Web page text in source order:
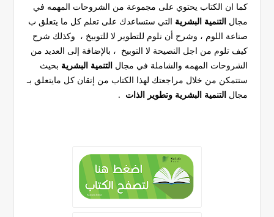
كما ان الكتاب يحتوي على مجموعة من الشروحات المهمه في
مجالالتنمية البشرية التي ستساعدك على تعلم كل ما يتعلق ب
صناعة اللوم ، وشرح أن نلوم للتطوير لا للتوبيخ ، وكذلك شرح
كيف تلوم من اجل النصيحة لا التوبيخ ، بالإضافة إلى العديد من
الشروحات المهمه والشاملة في مجالالتنمية البشرية بحيث
ستتمكن من خلال مراجعتك لهذا الكتاب من إتقان كل مايتعلق بـ
مجالالتنمية البشرية وتطوير الذات .